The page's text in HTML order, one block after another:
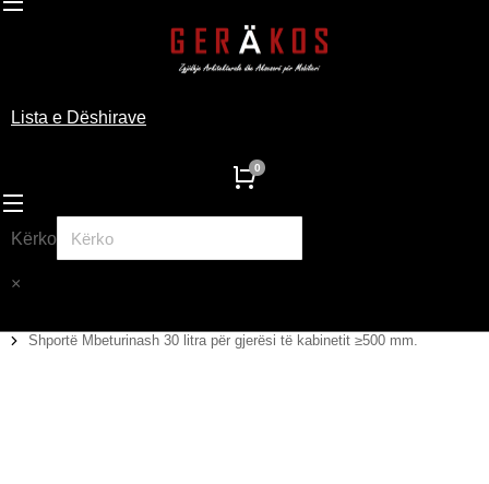
Lista e Dëshirave
Kërko
×
You are here:
Shportë Mbeturinash 30 litra për gjerësi të kabinetit ≥500 mm.